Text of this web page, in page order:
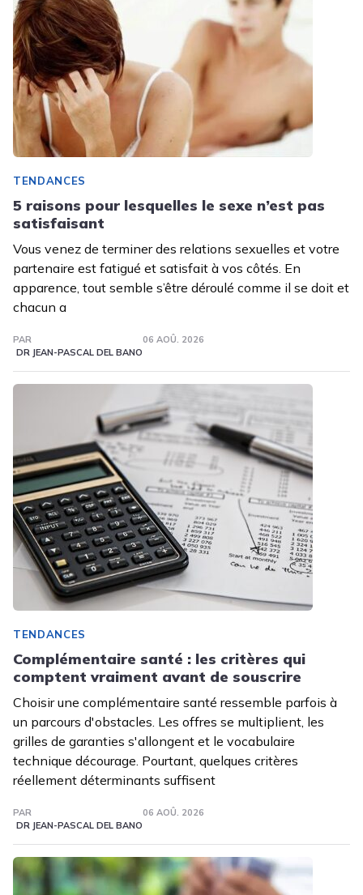
TENDANCES
5 raisons pour lesquelles le sexe n’est pas
satisfaisant
Vous venez de terminer des relations sexuelles et votre
partenaire est fatigué et satisfait à vos côtés. En
apparence, tout semble s’être déroulé comme il se doit et
chacun a
PAR
DR JEAN-PASCAL DEL BANO
06 AOÛ. 2026
TENDANCES
Complémentaire santé : les critères qui
comptent vraiment avant de souscrire
Choisir une complémentaire santé ressemble parfois à
un parcours d'obstacles. Les offres se multiplient, les
grilles de garanties s'allongent et le vocabulaire
technique décourage. Pourtant, quelques critères
réellement déterminants suffisent
PAR
DR JEAN-PASCAL DEL BANO
06 AOÛ. 2026